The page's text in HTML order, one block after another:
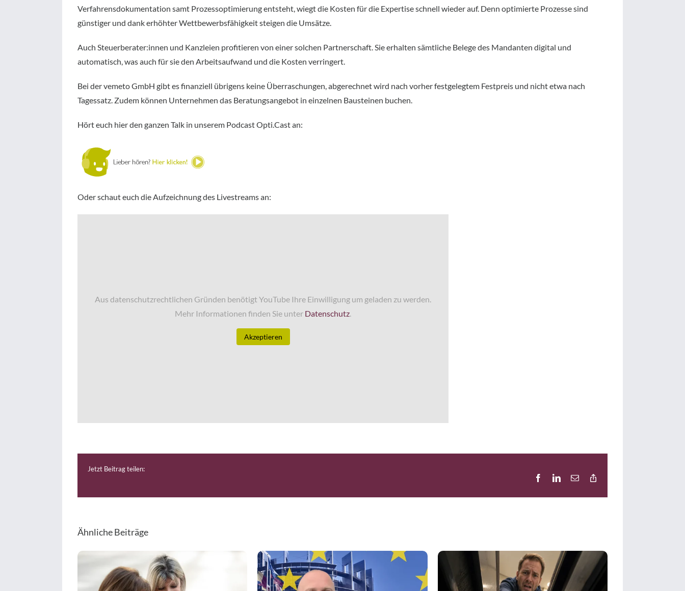
Verfahrensdokumentation samt Prozessoptimierung entsteht, wiegt die Kosten für die Expertise schnell wieder auf. Denn optimierte Prozesse sind
günstiger und dank erhöhter Wettbewerbsfähigkeit steigen die Umsätze.
Auch Steuerberater:innen und Kanzleien profitieren von einer solchen Partnerschaft. Sie erhalten sämtliche Belege des Mandanten digital und
automatisch, was auch für sie den Arbeitsaufwand und die Kosten verringert.
Bei der vemeto GmbH gibt es finanziell übrigens keine Überraschungen, abgerechnet wird nach vorher festgelegtem Festpreis und nicht etwa nach
Tagessatz. Zudem können Unternehmen das Beratungsangebot in einzelnen Bausteinen buchen.
Hört euch hier den ganzen Talk in unserem Podcast Opti.Cast an:
Oder schaut euch die Aufzeichnung des Livestreams an:
Aus datenschutzrechtlichen Gründen benötigt YouTube Ihre Einwilligung um geladen zu werden.
Mehr Informationen finden Sie unter Datenschutz.
Akzeptieren
Jetzt Beitrag teilen:
FacebookLinkedIn
E-
Ähnliche Beiträge